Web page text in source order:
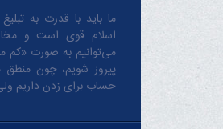
ما باید با قدرت به
اسلام قوی است و
می‌توانیم به صورت «کم
پیروز شویم، چون
حساب برای زدن داریم